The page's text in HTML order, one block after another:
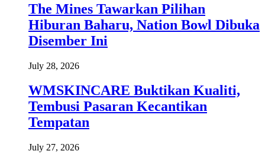
The Mines Tawarkan Pilihan
Hiburan Baharu, Nation Bowl Dibuka
Disember Ini
July 28, 2026
WMSKINCARE Buktikan Kualiti,
Tembusi Pasaran Kecantikan
Tempatan
July 27, 2026